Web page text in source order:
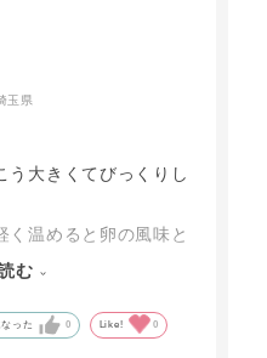
玉県
う大きくてびっくりし
く温めると卵の風味と
で、素材そのものの味
には合わないと思いま
む
った 0 Like! 0